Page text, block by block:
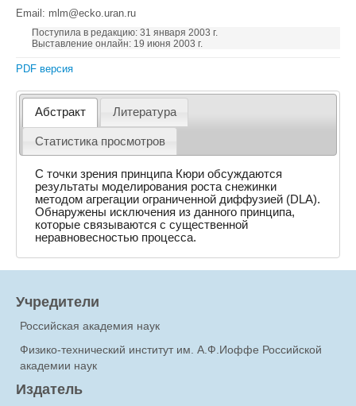
Email: mlm@ecko.uran.ru
Поступила в редакцию: 31 января 2003 г.
Выставление онлайн: 19 июня 2003 г.
PDF версия
Абстракт Литература
Статистика просмотров
C точки зрения принципа Кюри обсуждаются
результаты моделирования роста снежинки
методом агрегации ограниченной диффузией (DLA).
Обнаружены исключения из данного принципа,
которые связываются с существенной
неравновесностью процесса.
Учредители
Российская академия наук
Физико-технический институт им. А.Ф.Иоффе Российской
академии наук
Издатель